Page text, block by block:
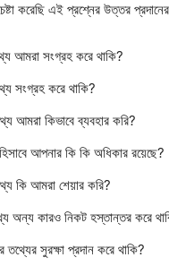
করেছি এই প্রশ্নের উত্তর
আমরা সংগ্রহ করে থাকি?
সংগ্রহ করে থাকি?
আমরা কিভাবে ব্যবহার করি?
আপনার কি কি অধিকার রয়েছে?
কি আমরা শেয়ার করি?
অন্য কারও নিকট হস্তান্তর করে
সুরক্ষা প্রদান করে থাকি?